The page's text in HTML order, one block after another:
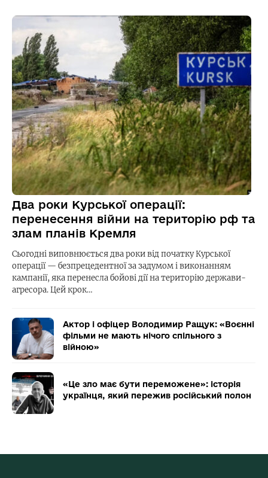
Два роки Курської операції:
перенесення війни на територію рф та
злам планів Кремля
Сьогодні виповнюється два роки від початку Курської
операції — безпрецедентної за задумом і виконанням
кампанії, яка перенесла бойові дії на територію держави-
агресора. Цей крок…
Актор і офіцер Володимир Ращук: «Воєнні
фільми не мають нічого спільного з
війною»
«Це зло має бути переможене»: історія
українця, який пережив російський полон